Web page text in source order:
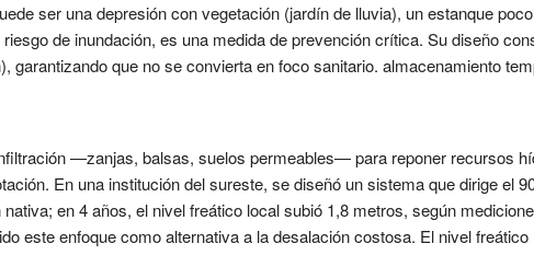
ser una depresión con vegetación (jardín de lluvia), un estanque
de inundación, es una medida de prevención crítica. Su diseño
garantizando que no se convierta en foco sanitario. almacenamiento
—zanjas, balsas, suelos permeables— para reponer recursos
En una institución del sureste, se diseñó un sistema que dirige el
en 4 años, el nivel freático local subió 1,8 metros, según
este enfoque como alternativa a la desalación costosa. El nivel freático